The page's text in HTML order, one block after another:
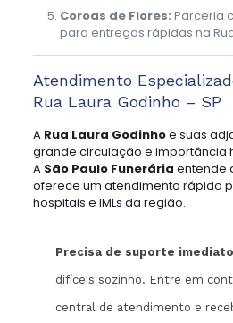
Coroas de Flores: Parceria
para entregas rápidas na
Atendimento
Rua Laura Godinho – SP
A Rua Laura Godinhoe suas
grande circulação e importância
A São Paulo Funerária entende
oferece um atendimento rápido
hospitais e IMLs da região.
Precisa de suporte
difíceis sozinho. Entre em
central de atendimento e